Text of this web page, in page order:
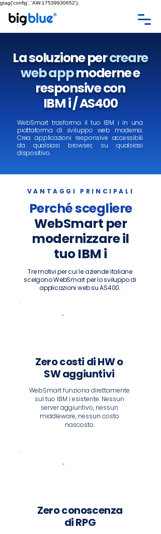
gtag('config', 'AW-17539930652');
La soluzione percreare
web appmoderne e
responsive con
IBM i / AS400
WebSmart trasforma il tuo IBM i in una
piattaforma di sviluppo web moderna.
Crea applicazioni responsive accessibili
da qualsiasi browser, su qualsiasi
dispositivo.
VANTAGGI PRINCIPALI
Perché scegliere
WebSmart per
modernizzare il
tuo IBM i
Tre motivi per cui le aziende italiane
scelgono WebSmart per lo sviluppo di
applicazioni web su AS400.
Zero costi di HW o
SW aggiuntivi
WebSmart funziona direttamente
sul tuo IBM i esistente. Nessun
server aggiuntivo, nessun
middleware, nessun costo
nascosto.
Zero conoscenza
di RPG